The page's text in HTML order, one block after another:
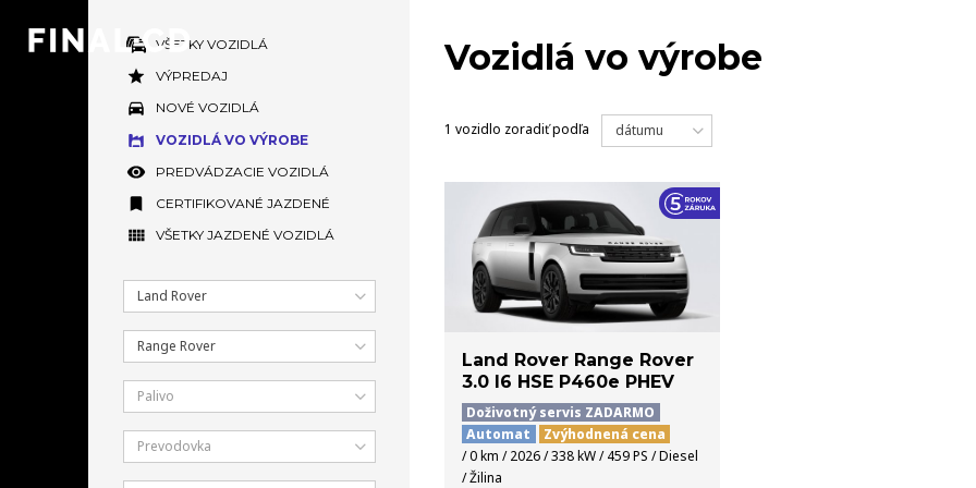
VŠETKY VOZIDLÁ
VÝPREDAJ
NOVÉ VOZIDLÁ
VOZIDLÁ VO VÝROBE
PREDVÁDZACIE VOZIDLÁ
CERTIFIKOVANÉ JAZDENÉ
VŠETKY JAZDENÉ VOZIDLÁ
Land Rover
Range Rover
Palivo
Prevodovka
Vozidlá vo výrobe
1 vozidlo zoradiť podľa dátumu
Land Rover Range Rover
3.0 I6 HSE P460e PHEV
Doživotný servis ZADARMO
Automat
Zvýhodnená cena
/ 0 km / 2026 / 338 kW / 459 PS / Diesel
/ Žilina